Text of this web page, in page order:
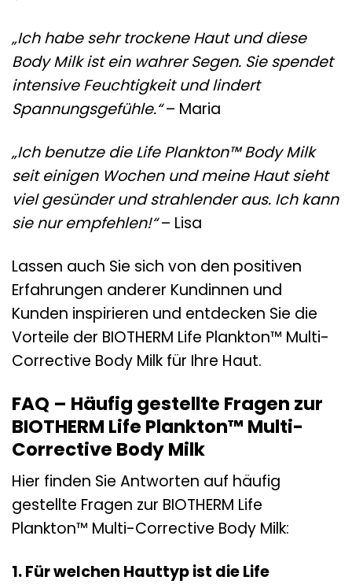
„Ich habe sehr trockene Haut und diese
Body Milk ist ein wahrer Segen. Sie spendet
intensive Feuchtigkeit und lindert
Spannungsgefühle.“– Maria
„Ich benutze die Life Plankton™ Body Milk
seit einigen Wochen und meine Haut sieht
viel gesünder und strahlender aus. Ich kann
sie nur empfehlen!“– Lisa
Lassen auch Sie sich von den positiven
Erfahrungen anderer Kundinnen und
Kunden inspirieren und entdecken Sie die
Vorteile der BIOTHERM Life Plankton™ Multi-
Corrective Body Milk für Ihre Haut.
FAQ – Häufig gestellte Fragen zur
BIOTHERM Life Plankton™ Multi-
Corrective Body Milk
Hier finden Sie Antworten auf häufig
gestellte Fragen zur BIOTHERM Life
Plankton™ Multi-Corrective Body Milk:
1. Für welchen Hauttyp ist die Life